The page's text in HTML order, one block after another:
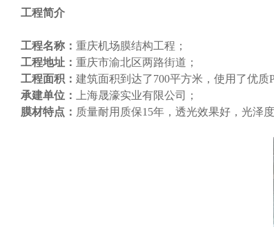
工程简介
工程名称： 重庆机场膜结构工程；
工程地址： 重庆市渝北区两路街道；
工程面积： 建筑面积到达了700平方米，使用了优质
承建单位：
上海晟濠实业有限公司；
膜材特点： 质量耐用质保15年，透光效果好，光泽